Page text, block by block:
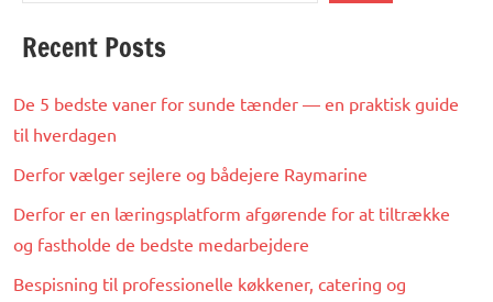
Recent Posts
De 5 bedste vaner for sunde tænder — en praktisk guide
til hverdagen
Derfor vælger sejlere og bådejere Raymarine
Derfor er en læringsplatform afgørende for at tiltrække
og fastholde de bedste medarbejdere
Bespisning til professionelle køkkener, catering og